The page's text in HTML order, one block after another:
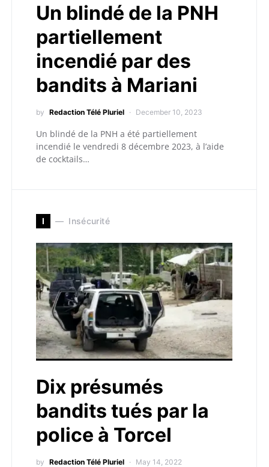
Un blindé de la PNH
partiellement
incendié par des
bandits à Mariani
by Redaction Télé Pluriel December 10, 2023
Un blindé de la PNH a été partiellement
incendié le vendredi 8 décembre 2023, à l’aide
de cocktails…
I Insécurité
Dix présumés
bandits tués par la
police à Torcel
by Redaction Télé Pluriel May 14, 2022